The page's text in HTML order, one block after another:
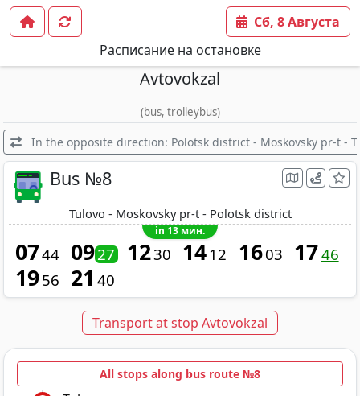
Расписание на остановке
Сб, 8 Августа
Avtovokzal
(bus, trolleybus)
In the opposite direction: Polotsk district - Moskovsky pr-t -
Bus №8
Tulovo - Moskovsky pr-t - Polotsk district
in 13 мин.
0744 0927 1230 14 12 1603 1746
1956 21 40
Transport at stop Avtovokzal
All stops along bus route №8